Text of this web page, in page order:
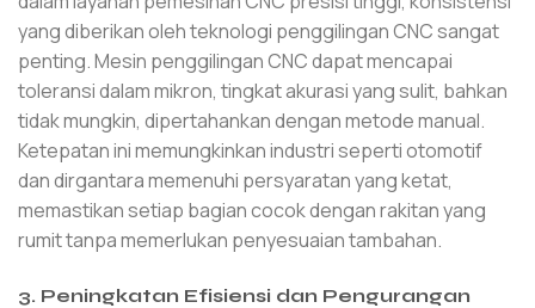
yang diberikan oleh teknologi penggilingan CNC sangat
penting. Mesin penggilingan CNC dapat mencapai
toleransi dalam mikron, tingkat akurasi yang sulit, bahkan
tidak mungkin, dipertahankan dengan metode manual.
Ketepatan ini memungkinkan industri seperti otomotif
dan dirgantara memenuhi persyaratan yang ketat,
memastikan setiap bagian cocok dengan rakitan yang
rumit tanpa memerlukan penyesuaian tambahan.
3. Peningkatan Efisiensi dan Pengurangan